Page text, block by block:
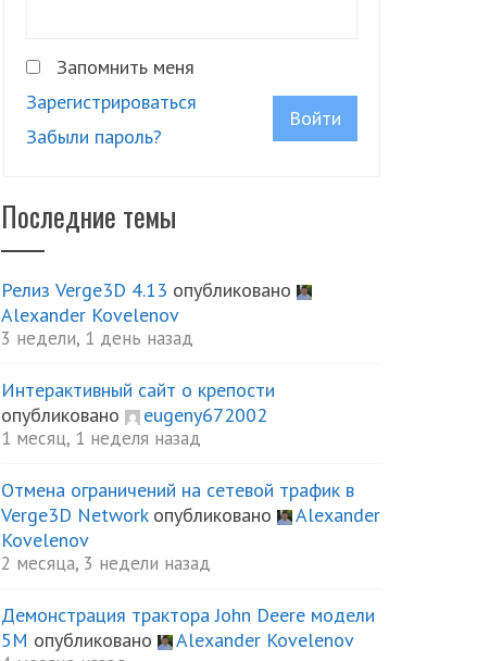
Запомнить меня
Войти
Зарегистрироваться
Забыли пароль?
Последние темы
Релиз Verge3D 4.13 опубликовано
Alexander Kovelenov
3 недели, 1 день назад
Интерактивный сайт о крепости
опубликовано
eugeny672002
1 месяц, 1 неделя назад
Отмена ограничений на сетевой трафик в
Verge3D Networkопубликовано
Alexander
Kovelenov
2 месяца, 3 недели назад
Демонстрация трактора John Deere модели
5М опубликовано Alexander Kovelenov